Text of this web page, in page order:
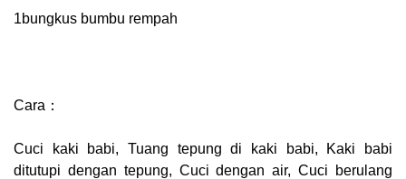
1bungkus bumbu rempah
Cara：
Cuci kaki babi, Tuang tepung di kaki babi, Kaki babi
ditutupi dengan tepung, Cuci dengan air, Cuci berulang